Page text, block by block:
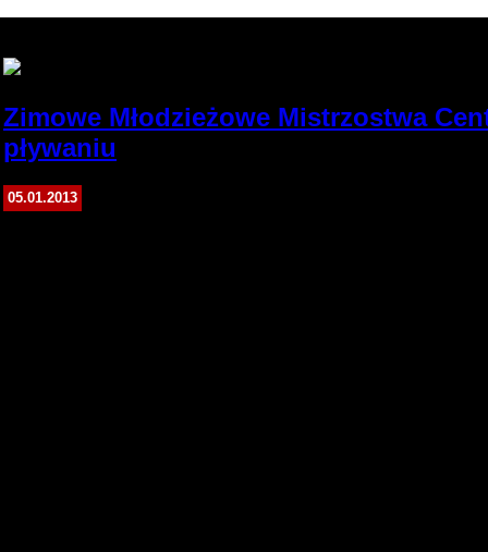
Zimowe Młodzieżowe Mistrzostwa
pływaniu
05.01.2013